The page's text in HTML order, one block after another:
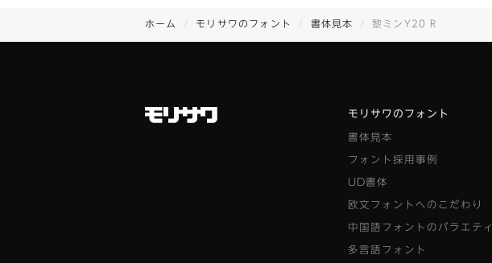
ホーム モリサワのフォント 書体見本 黎ミンY20 R
モリサワのフォント
書体見本
フォント採用事例
UD書体
欧文フォントへのこだわり
中国語フォントのバラエティ
多言語フォント